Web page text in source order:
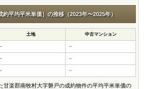
平均平米単価］の推移（2023年〜2025年）
土地 中古マンション
－ －
－ －
－ －
楽郡南牧村大字磐戸の成約物件の平均平米単価の